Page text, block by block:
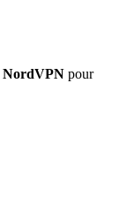
NordVPN pour